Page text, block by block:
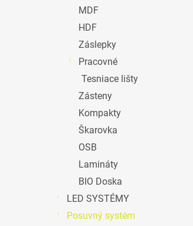
MDF
HDF
Záslepky
Pracovné
Tesniace lišty
Zásteny
Kompakty
Škarovka
OSB
Lamináty
BIO Doska
LED SYSTÉMY
Posuvný systém